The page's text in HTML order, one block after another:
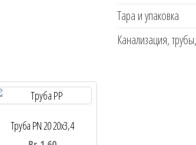
Труба PN 20 20х3,4
Тара и упаковка
Канализация,